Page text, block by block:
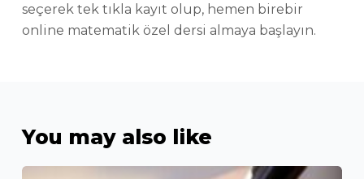
seçerek tek tıkla kayıt olup, hemen birebir
online matematik özel dersi almaya başlayın.
You may also like